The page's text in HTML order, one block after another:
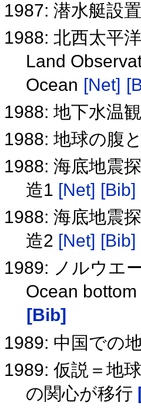
1987: 潜水艇設
1988: 北西太平
Land
Ocean [Net]
1988: 地下水温
1988: 地球の腹
1988: 海底地震
造1 [Net] [Bib]
1988: 海底地震
造2 [Net] [Bib]
1989: ノルウエ
Ocean
[Bib]
1989: 中国での
1989: 仮説＝地
の関心が移行